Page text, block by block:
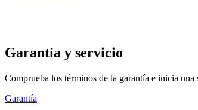
Garantía y servicio
Comprueba los términos de la garantía e inicia
Garantía